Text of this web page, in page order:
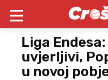
Liga
uvjerljivi,
u novoj